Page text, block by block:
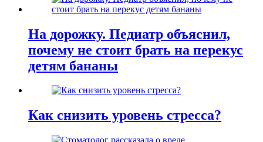
На дорожку. Педиатр объяснил,
почему не стоит брать на перекус
детям бананы
Как снизить уровень стресса?